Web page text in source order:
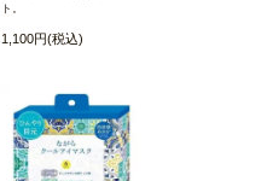
ト。
1,100円(税込)